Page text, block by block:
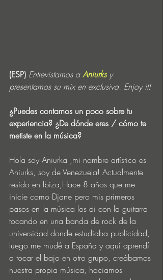
(ESP) Entrevistamos a Aniurks y
presentamos su mix en exclusiva. Enjoy it!
¿Puedes contarnos un poco sobre tu
experiencia? ¿De dónde eres / cómo te
metiste en la música?
Hola soy Aniurka ,mi nombre artístico es
Aniurks, soy de Venezuela! Actualmente
resido en Ibiza,Hace 8 años que me
inicie como Djane pero mis primeros
pasos en la música los di con la guitarra
tocando en una banda de rock de la
universidad donde estudiaba publicidad,
luego me mudé a España y aquí aprendí
a tocar el bajo en otro grupo, creábamos
nuestra propia música, haciamos